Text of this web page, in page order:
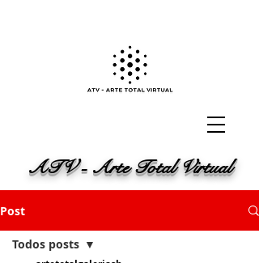
ATV - Arte Total Virtual
Post
Todos posts